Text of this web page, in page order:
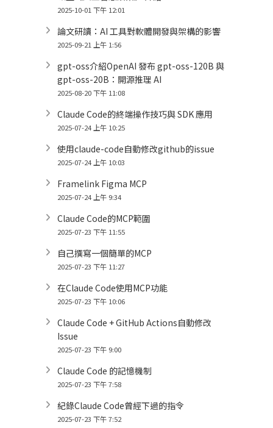
2025-10-01 下午 12:01
論文研讀：AI 工具對軟體開發與架構的影響
2025-09-21 上午 1:56
gpt-oss介紹OpenAI 發布 gpt-oss-120B 與
gpt-oss-20B：開源推理 AI
2025-08-20 下午 11:08
Claude Code的終端操作技巧與 SDK 應用
2025-07-24 上午 10:25
使用claude-code自動修改github的issue
2025-07-24 上午 10:03
Framelink Figma MCP
2025-07-24 上午 9:34
Claude Code的MCP範圍
2025-07-23 下午 11:55
自己撰寫一個簡單的MCP
2025-07-23 下午 11:27
在Claude Code使用MCP功能
2025-07-23 下午 10:06
Claude Code + GitHub Actions自動修改
Issue
2025-07-23 下午 9:00
Claude Code 的記憶機制
2025-07-23 下午 7:58
紀錄Claude Code曾經下過的指令
2025-07-23 下午 7:52